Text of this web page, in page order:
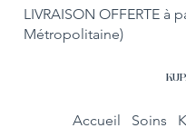
LIVRAISON OFFERTE à
Métropolitaine)
Accueil Soins